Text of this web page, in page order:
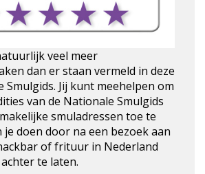
veel meer
dan er staan vermeld in deze
Jij kunt meehelpen om
van de Nationale Smulgids
smuladressen toe te
je doen door na een bezoek aan
of frituur in Nederland
te laten.